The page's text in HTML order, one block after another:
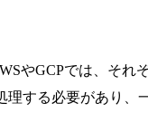
やGCPでは、そ
する必要があり、